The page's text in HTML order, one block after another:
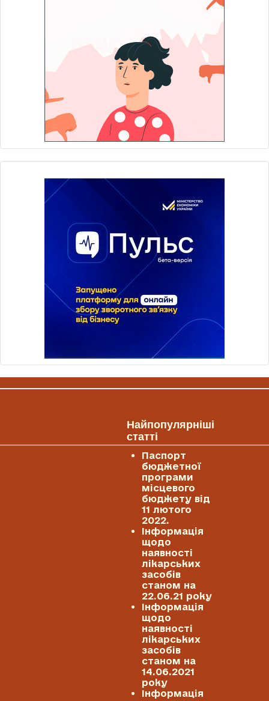
Найпопулярніші
статті
Паспорт
бюджетної
програми
місцевого
бюджету від
11 лютого
2022.
Інформація
щодо
наявності
лікарських
засобів
станом на
22.06.21 року
Інформація
щодо
наявності
лікарських
засобів
станом на
14.06.2021
року
Інформація